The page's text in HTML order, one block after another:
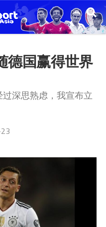
德国赢得世界
深思熟虑，我宣布立